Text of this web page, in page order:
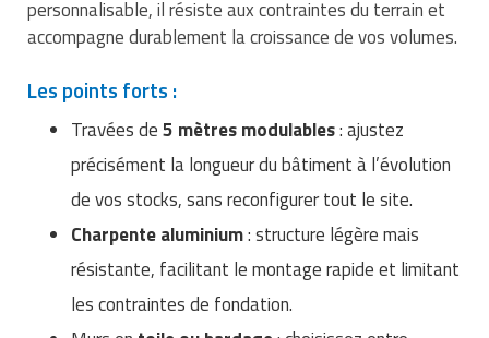
Tuyau flexible
Tuyau renforcé
Ventilateurs et aération d'atelier
Equipements pour stade et terrain
sportif
Jeu gymnique
Matériel de fitness
Matériel de musculation
Vêtement sportif
Présentoir pour restaurant
Réchaud professionnel
Réfrigérateur professionnel
Restauration foraine
Robinetterie professionnelle
Rôtisserie professionnelle
Sautause professionnelle
personnalisable, il résiste aux contraintes du terrain et
accompagne durablement la croissance de vos volumes.
Les points forts :
Travées de5 mètres modulables: ajustez
précisément la longueur du bâtiment à l’évolution
de vos stocks, sans reconfigurer tout le site.
Charpente aluminium: structure légère mais
résistante, facilitant le montage rapide et limitant
les contraintes de fondation.